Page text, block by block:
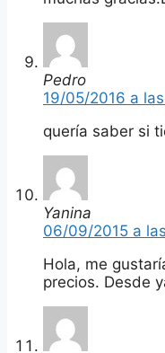
Pedro
19/05/2016 a
quería saber si
Yanina
06/09/2015 a
Hola, me
precios. Desde